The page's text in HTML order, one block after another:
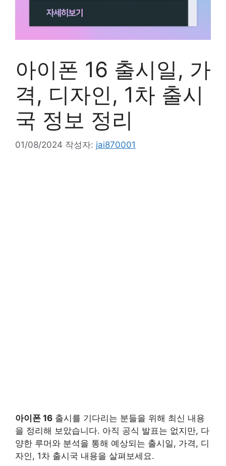
아이폰 16 출시일, 가
격, 디자인, 1차 출시
국 정보 정리
01/08/2024 작성자: jai870001
아이폰 16 출시를 기다리는 분들을 위해 최신 내용
을 정리해 보았습니다. 아직 공식 발표는 없지만, 다
양한 루머와 분석을 통해 예상되는 출시일, 가격, 디
자인, 1차 출시국 내용을 살펴보세요.